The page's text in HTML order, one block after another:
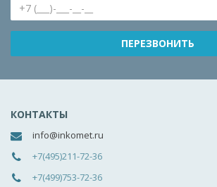
КОНТАКТЫ
info@inkomet.ru
+7(495)211-72-36
+7(499)753-72-36